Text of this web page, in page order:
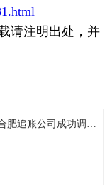
请注明出处，并
公司成功调解李某与海南某科技有限公司因公死亡纠纷，双方当事人最终就赔偿方案达成一致，现场由老城镇司法所引导签订调解协议